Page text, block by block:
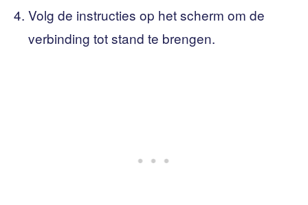
Volg de instructies op het scherm om de
verbinding tot stand te brengen.